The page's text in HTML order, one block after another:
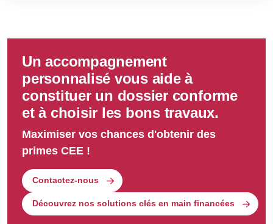
prime, mais elle joue un rôle clé en participant à
l’élaboration des fiches standardisées et en
proposant des outils d’accompagnement.
Un accompagnement
personnalisé vous aide à
constituer un dossier conforme
et à choisir les bons travaux.
Maximiser vos chances d'obtenir des
primes CEE !
Contactez-nous
Découvrez nos solutions clés en main financées